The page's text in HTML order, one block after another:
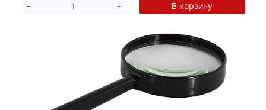
- + В корзину